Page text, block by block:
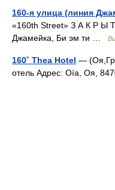
160-я улица (линия
«160th Street» З А К Р
Джамейка, Би эм ти …
160˚ Thea Hotel —
отель Адрес: Oía, Оя,